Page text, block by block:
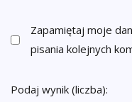
Zapamiętaj moje
pisania kolejnych
Podaj wynik (liczba):